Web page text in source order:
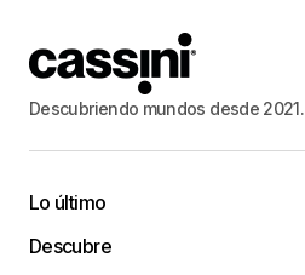
Descubriendo mundos desde 2021.
Lo último
Descubre